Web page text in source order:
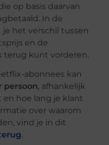
op basis daarvan
In de
het verschil tussen
en de
terug kunt vorderen.
abonnees kan
persoon, afhankelijk
hoe lang je klant
over waarom
vind je in dit
.